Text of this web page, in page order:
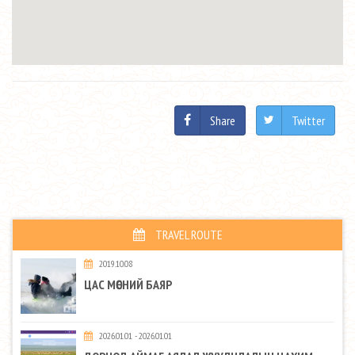
Share Twitter
TRAVEL ROUTE
2019.10.08
ЦАС МӨСНИЙ БАЯР
2026.01.01 - 2026.01.01